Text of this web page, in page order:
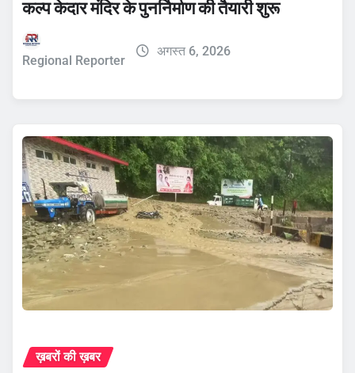
कल्प केदार मंदिर के पुनर्निर्माण की तैयारी शुरू
Regional Reporter
अगस्त 6, 2026
ख़बरों की ख़बर